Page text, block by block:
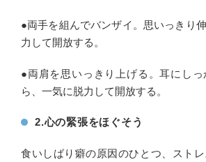
●両手を組んでバンザイ。思いっきり
力して開放する。
●両肩を思いっきり上げる。耳にし
ら、一気に脱力して開放する。
2.心の緊張をほぐそう
食いしばり癖の原因のひとつ、スト